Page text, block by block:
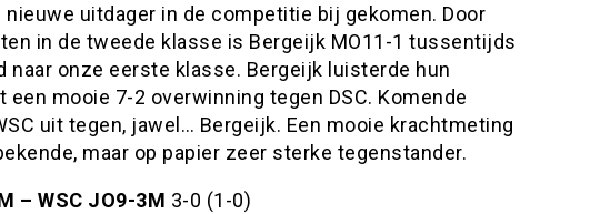
nieuwe uitdager in de competitie bij gekomen. Door
in de tweede klasse is Bergeijk MO11-1 tussentijds
naar onze eerste klasse. Bergeijk luisterde hun
een mooie 7-2 overwinning tegen DSC. Komende
uit tegen, jawel… Bergeijk. Een mooie krachtmeting
maar op papier zeer sterke tegenstander.
– WSC JO9-3M 3-0 (1-0)